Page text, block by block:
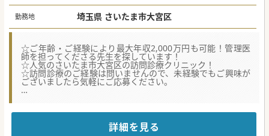
勤務地 埼玉県 さいたま市大宮区
☆ご年齢・ご経験により最大年収2,000万円も可能！管理医
師を担ってくださる先生を探しています！
☆人気のさいたま市大宮区の訪問診療クリニック！
☆訪問診療のご経験は問いませんので、未経験でもご興味が
ございましたら気軽にご応募ください。
体制強化を目指しての増員募集となります。
■将来的には院長職をお任せできる先生を育成していくこと
や、更なるクリニック立上げに向けての増員も募集背景の一
詳細を見る